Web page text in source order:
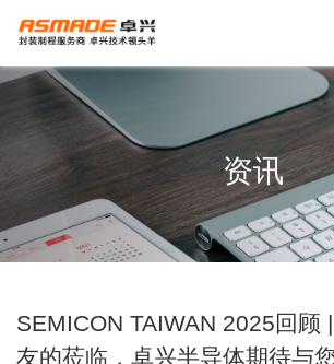
资讯
SEMICON TAIWAN 2025回顾
友的莅临，卓兴半导体期待与